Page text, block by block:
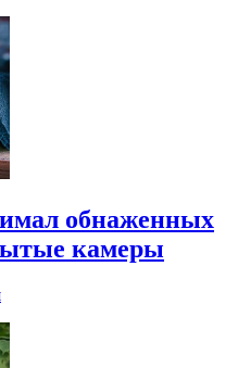
обнаженных
камеры